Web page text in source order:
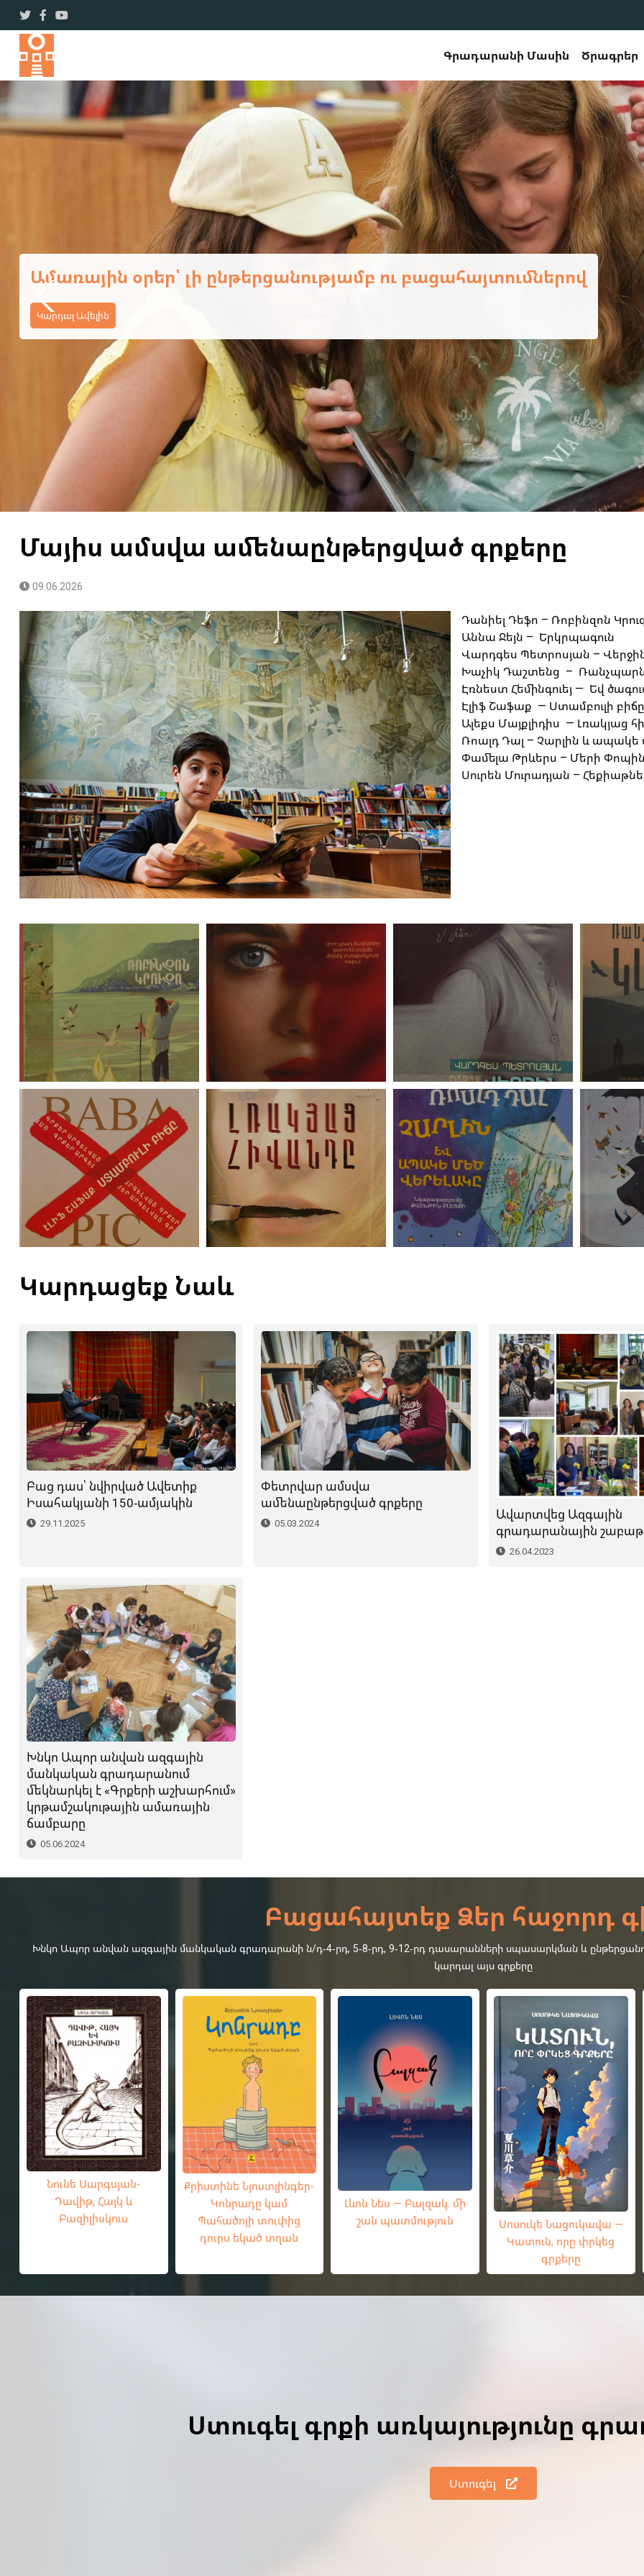
Գրադարանի Մասին Ծրագրեր
Ավարտվեց ևս մեկ եռօրյա վերապատրաստման դասընթաց
Կարդալ Ավելին
Մայիս ամսվա ամենաընթերցված գրքերը
09.06.2026
Դանիել Դեֆո – Ռոբինզոն
Աննա Ջեյն – Երկրպագուն
Վարդգես Պետրոսյան – Վերջին
Խաչիկ Դաշտենց –
Էռնեստ Հեմինգուեյ — Եվ
Էլիֆ Շաֆաք — Ստամբուլի
Ալեքս Մայքլիդիս — Լռակյաց
Ռոալդ Դալ – Չարլին և ապակե
Փամելա Թրևերս – Մերի
Սուրեն Մուրադյան –
Կարդացեք Նաև
Բաց դաս՝ նվիրված Ավետիք
Իսահակյանի 150-ամյակին
29.11.2025
Փետրվար ամսվա
ամենաընթերցված գրքերը
05.03.2024
Ավարտվեց Ազգային
գրադարանային
26.04.2023
Խնկո Ապոր անվան ազգային
մանկական գրադարանում
մեկնարկել է «Գրքերի աշխարհում»
կրթամշակութային ամառային
ճամբարը
05.06.2024
Բացահայտեք Ձեր հաջորդ
Խնկո Ապոր անվան ազգային մանկական գրադարանի ն/դ-4-րդ, 5-8-րդ, 9-12-րդ դասարանների սպասարկման և
կարդալ այս գրքերը
Նունե Սարգսյան-
Դավիթ, Հայկ և
Բազիլիսկուս
Քրիստինե Նյոստլինգեր-
Կոնրադը կամ
Պահածոյի տուփից
դուրս եկած տղան
Լևոն Նես — Բալզակ. մի
շան պատմություն
Սոսուկե Նացուկավա —
Կատուն, որը փրկեց
գրքերը
Ստուգել գրքի առկայությունը
Ստուգել